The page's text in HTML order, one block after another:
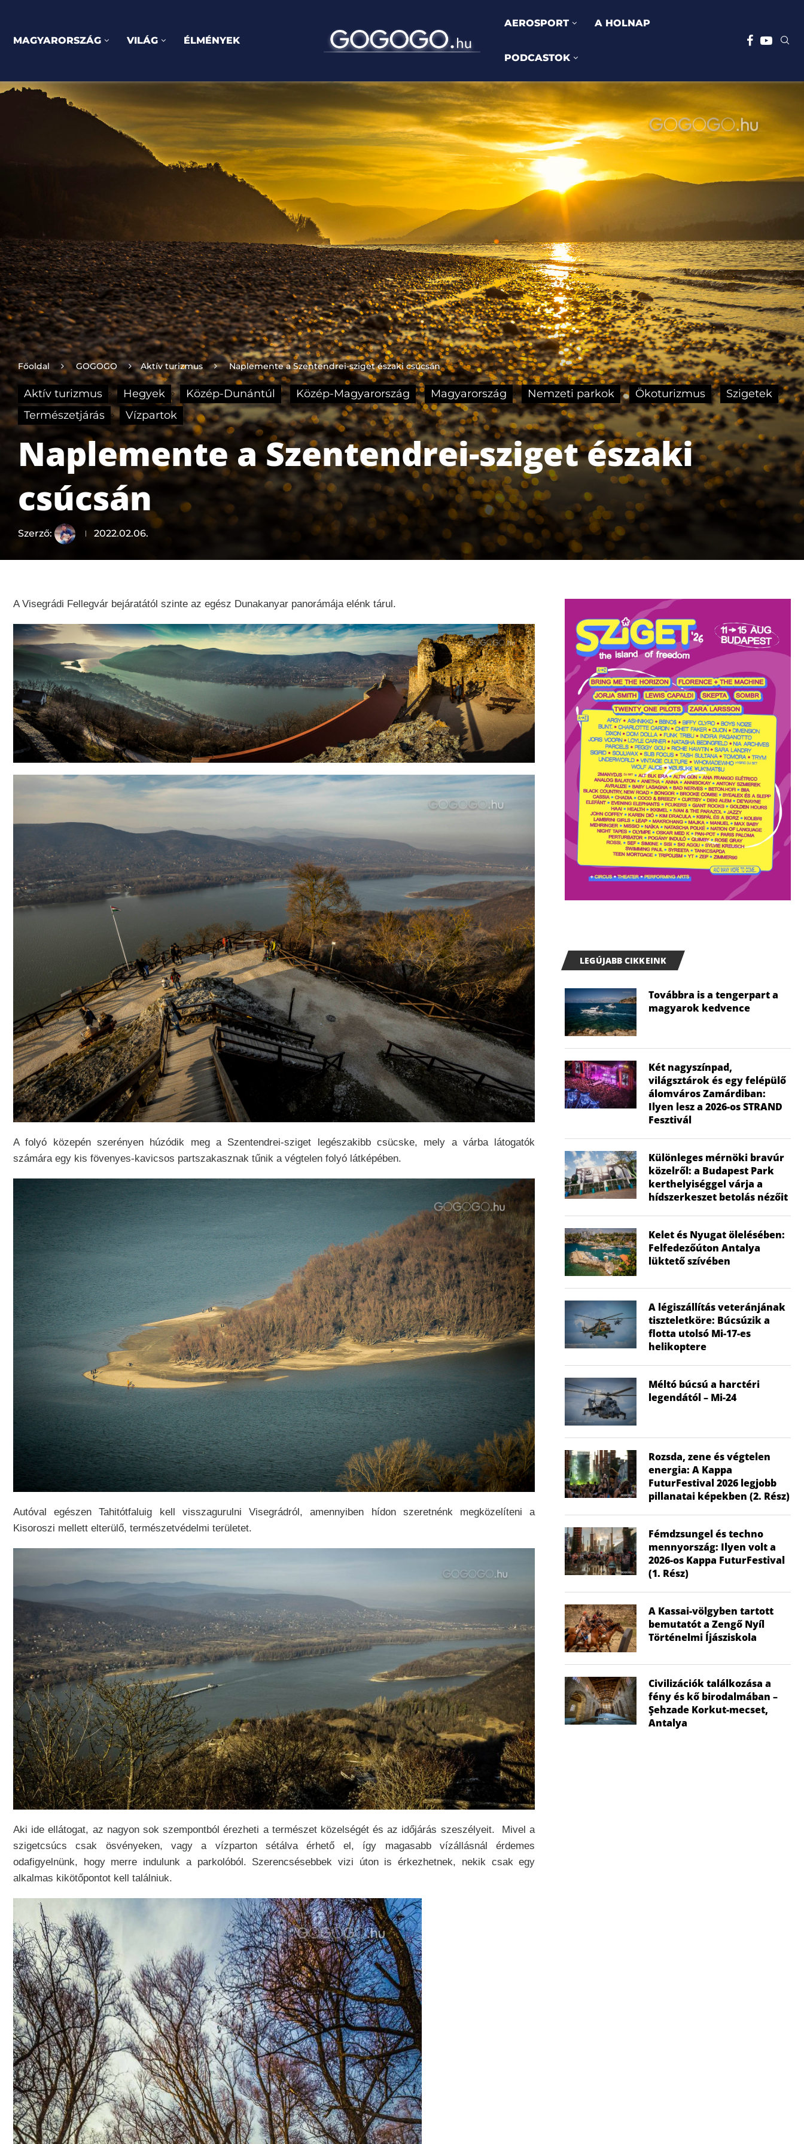
MAGYARORSZÁG VILÁG ÉLMÉNYEK
AEROSPORT A HOLNAP
PODCASTOK
Főoldal GOGOGO Aktív turizmus Naplemente a Szentendrei-sziget északi csúcsán
Aktív turizmus Hegyek Közép-Dunántúl Közép-Magyarország Magyarország Nemzeti parkok Ökoturizmus
Szigetek
Természetjárás
Vízpartok
Naplemente a Szentendrei-sziget északi
csúcsán
Szerző: 2022.02.06.
A Visegrádi Fellegvár bejáratától szinte az egész Dunakanyar panorámája elénk tárul.
A folyó közepén szerényen húzódik meg a Szentendrei-sziget legészakibb csücske, mely a várba látogatók
számára egy kis fövenyes-kavicsos partszakasznak tűnik a végtelen folyó látképében.
Autóval egészen Tahitótfaluig kell visszagurulni Visegrádról, amennyiben hídon szeretnénk megközelíteni a
Kisoroszi mellett elterülő, természetvédelmi területet.
Aki ide ellátogat, az nagyon sok szempontból érezheti a természet közelségét és az időjárás szeszélyeit. Mivel a
szigetcsúcs csak ösvényeken, vagy a vízparton sétálva érhető el, így magasabb vízállásnál érdemes
odafigyelnünk, hogy merre indulunk a parkolóból. Szerencsésebbek vizi úton is érkezhetnek, nekik csak egy
alkalmas kikötőpontot kell találniuk.
LEGÚJABB CIKKEINK
Továbbra is a tengerpart a
magyarok kedvence
Két nagyszínpad,
világsztárok és egy felépülő
álomváros Zamárdiban:
Ilyen lesz a 2026-os STRAND
Fesztivál
Különleges mérnöki bravúr
közelről: a Budapest Park
kerthelyiséggel várja a
hídszerkeszet betolás nézőit
Kelet és Nyugat ölelésében:
Felfedezőúton Antalya
lüktető szívében
A légiszállítás veteránjának
tiszteletköre: Búcsúzik a
flotta utolsó Mi-17-es
helikoptere
Méltó búcsú a harctéri
legendától – Mi-24
Rozsda, zene és végtelen
energia: A Kappa
FuturFestival 2026 legjobb
pillanatai képekben (2. Rész)
Fémdzsungel és techno
mennyország: Ilyen volt a
2026-os Kappa FuturFestival
(1. Rész)
A Kassai-völgyben tartott
bemutatót a Zengő Nyíl
Történelmi Íjásziskola
Civilizációk találkozása a
fény és kő birodalmában –
Şehzade Korkut-mecset,
Antalya